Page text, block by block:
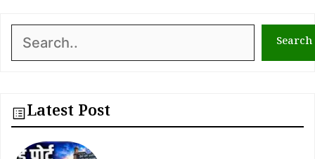
Search Search
Latest Post